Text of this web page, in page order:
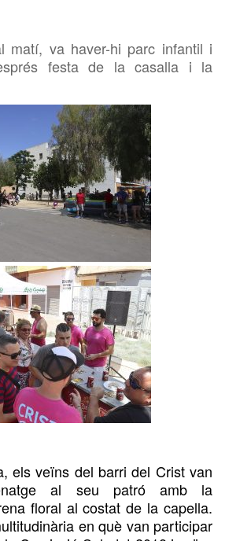
matí, va haver-hi parc infantil i
festa de la casalla i la
els veïns del barri del Crist van
al seu patró amb la
floral al costat de la capella.
en què van participar